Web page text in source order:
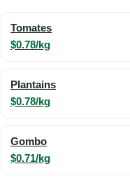
Tomates
$0.78/kg
Plantains
$0.78/kg
Gombo
$0.71/kg